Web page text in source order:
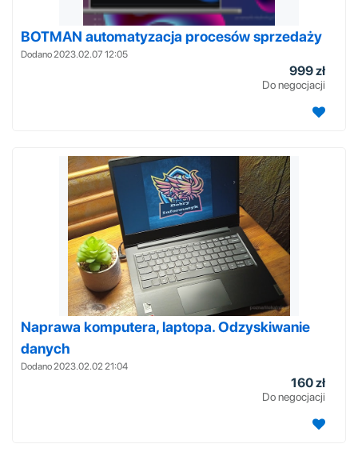
BOTMAN automatyzacja procesów sprzedaży
Dodano 2023.02.07 12:05
999 zł
Do negocjacji
Naprawa komputera, laptopa. Odzyskiwanie
danych
Dodano 2023.02.02 21:04
160 zł
Do negocjacji